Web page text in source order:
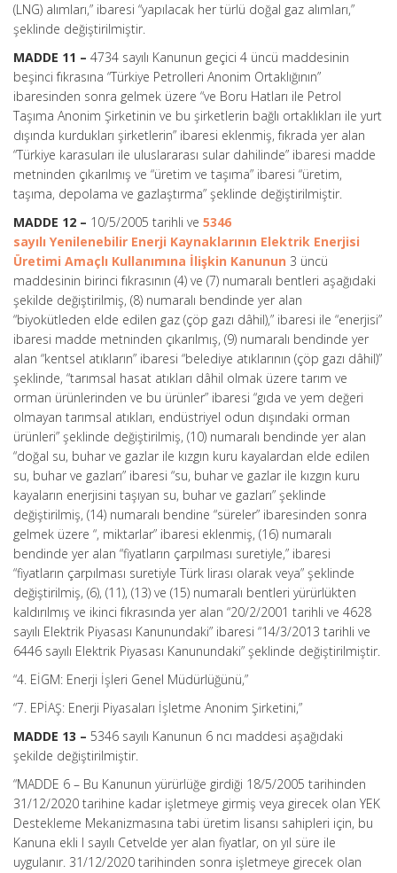
(LNG) alımları,” ibaresi “yapılacak her türlü doğal gaz alımları,”
şeklinde değiştirilmiştir.
MADDE 11 – 4734 sayılı Kanunun geçici 4 üncü maddesinin
beşinci fıkrasına “Türkiye Petrolleri Anonim Ortaklığının”
ibaresinden sonra gelmek üzere “ve Boru Hatları ile Petrol
Taşıma Anonim Şirketinin ve bu şirketlerin bağlı ortaklıkları ile yurt
dışında kurdukları şirketlerin” ibaresi eklenmiş, fıkrada yer alan
“Türkiye karasuları ile uluslararası sular dahilinde” ibaresi madde
metninden çıkarılmış ve “üretim ve taşıma” ibaresi “üretim,
taşıma, depolama ve gazlaştırma” şeklinde değiştirilmiştir.
MADDE 12 – 10/5/2005 tarihli ve 5346
sayılı Yenilenebilir Enerji Kaynaklarının Elektrik Enerjisi
Üretimi Amaçlı Kullanımına İlişkin Kanunun 3 üncü
maddesinin birinci fıkrasının (4) ve (7) numaralı bentleri aşağıdaki
şekilde değiştirilmiş, (8) numaralı bendinde yer alan
“biyokütleden elde edilen gaz (çöp gazı dâhil),” ibaresi ile “enerjisi”
ibaresi madde metninden çıkarılmış, (9) numaralı bendinde yer
alan “kentsel atıkların” ibaresi “belediye atıklarının (çöp gazı dâhil)”
şeklinde, “tarımsal hasat atıkları dâhil olmak üzere tarım ve
orman ürünlerinden ve bu ürünler” ibaresi “gıda ve yem değeri
olmayan tarımsal atıkları, endüstriyel odun dışındaki orman
ürünleri” şeklinde değiştirilmiş, (10) numaralı bendinde yer alan
“doğal su, buhar ve gazlar ile kızgın kuru kayalardan elde edilen
su, buhar ve gazları” ibaresi “su, buhar ve gazlar ile kızgın kuru
kayaların enerjisini taşıyan su, buhar ve gazları” şeklinde
değiştirilmiş, (14) numaralı bendine “süreler” ibaresinden sonra
gelmek üzere “, miktarlar” ibaresi eklenmiş, (16) numaralı
bendinde yer alan “fiyatların çarpılması suretiyle,” ibaresi
“fiyatların çarpılması suretiyle Türk lirası olarak veya” şeklinde
değiştirilmiş, (6), (11), (13) ve (15) numaralı bentleri yürürlükten
kaldırılmış ve ikinci fıkrasında yer alan “20/2/2001 tarihli ve 4628
sayılı Elektrik Piyasası Kanunundaki” ibaresi “14/3/2013 tarihli ve
6446 sayılı Elektrik Piyasası Kanunundaki” şeklinde değiştirilmiştir.
“4. EİGM: Enerji İşleri Genel Müdürlüğünü,”
“7. EPİAŞ: Enerji Piyasaları İşletme Anonim Şirketini,”
MADDE 13 – 5346 sayılı Kanunun 6 ncı maddesi aşağıdaki
şekilde değiştirilmiştir.
“MADDE 6 – Bu Kanunun yürürlüğe girdiği 18/5/2005 tarihinden
31/12/2020 tarihine kadar işletmeye girmiş veya girecek olan YEK
Destekleme Mekanizmasına tabi üretim lisansı sahipleri için, bu
Kanuna ekli I sayılı Cetvelde yer alan fiyatlar, on yıl süre ile
uygulanır. 31/12/2020 tarihinden sonra işletmeye girecek olan